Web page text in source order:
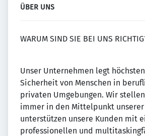
ÜBER UNS
WARUM SIND SIE BEI UNS
Unser Unternehmen legt
Sicherheit von Menschen in
privaten Umgebungen. Wir
immer in den Mittelpunkt
unterstützen unsere Kunden mit
professionellen und